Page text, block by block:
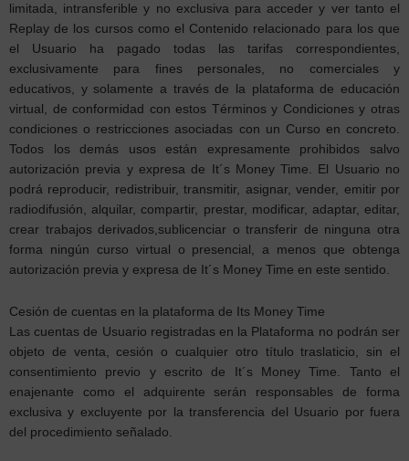
limitada, intransferible y no exclusiva para acceder y ver tanto el
Replay de los cursos como el Contenido relacionado para los que
el Usuario ha pagado todas las tarifas correspondientes,
exclusivamente para fines personales, no comerciales y
educativos, y solamente a través de la plataforma de educación
virtual, de conformidad con estos Términos y Condiciones y otras
condiciones o restricciones asociadas con un Curso en concreto.
Todos los demás usos están expresamente prohibidos salvo
autorización previa y expresa de It´s Money Time. El Usuario no
podrá reproducir, redistribuir, transmitir, asignar, vender, emitir por
radiodifusión, alquilar, compartir, prestar, modificar, adaptar, editar,
crear trabajos derivados,sublicenciar o transferir de ninguna otra
forma ningún curso virtual o presencial, a menos que obtenga
autorización previa y expresa de It´s Money Time en este sentido.
Cesión de cuentas en la plataforma de Its Money Time
Las cuentas de Usuario registradas en la Plataforma no podrán ser
objeto de venta, cesión o cualquier otro título traslaticio, sin el
consentimiento previo y escrito de It´s Money Time. Tanto el
enajenante como el adquirente serán responsables de forma
exclusiva y excluyente por la transferencia del Usuario por fuera
del procedimiento señalado.